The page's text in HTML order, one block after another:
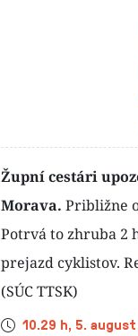
Čas
10.29 h, 5.
Župní cestári
Morava. Približne
Potrvá to zhruba 2
prejazd cyklistov.
(SÚC TTSK)